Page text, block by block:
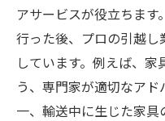
アサービスが役立ちます
行った後、プロの引越
しています。例えば、
う、専門家が適切なア
一、輸送中に生じた家